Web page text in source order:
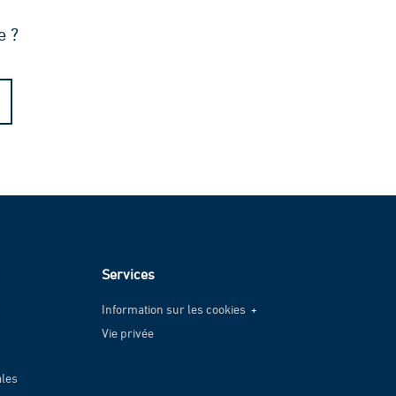
?
Services
Information sur les cookies
Information sur les cookies
Vie privée